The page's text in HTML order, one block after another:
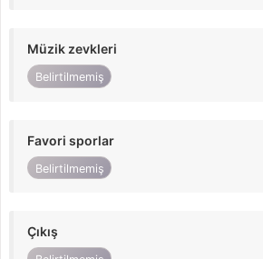
Müzik zevkleri
Belirtilmemiş
Favori sporlar
Belirtilmemiş
Çıkış